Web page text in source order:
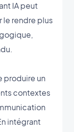
IA peut
le rendre plus
produire un
contextes
intégrant